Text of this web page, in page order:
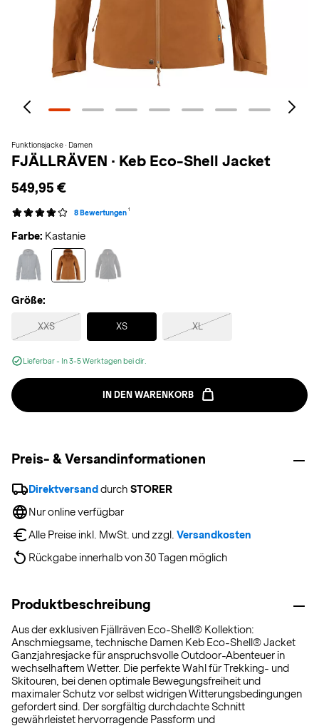
Funktionsjacke · Damen
FJÄLLRÄVEN · Keb Eco-Shell Jacket
549,95 €
8 Bewertungen 1
Farbe: Kastanie
Größe:
XXS XS XL
Lieferbar - In 3-5 Werktagen bei dir.
IN DEN WARENKORB
Preis- & Versandinformationen
Direktversand durch STORER
Nur online verfügbar
Alle Preise inkl. MwSt. und zzgl. Versandkosten
Rückgabe innerhalb von 30 Tagen möglich
Produktbeschreibung
Aus der exklusiven Fjällräven Eco-Shell® Kollektion:
Anschmiegsame, technische Damen Keb Eco-Shell® Jacket
Ganzjahresjacke für anspruchsvolle Outdoor-Abenteuer in
wechselhaftem Wetter. Die perfekte Wahl für Trekking- und
Skitouren, bei denen optimale Bewegungsfreiheit und
maximaler Schutz vor selbst widrigen Witterungsbedingungen
gefordert sind. Der sorgfältig durchdachte Schnitt
gewährleistet hervorragende Passform und